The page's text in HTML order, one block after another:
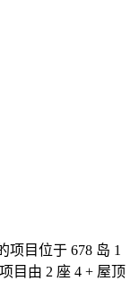
项目位于 678 岛 1
目由 2 座 4 + 屋顶